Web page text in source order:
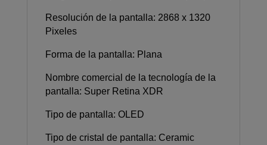
Resolución de la pantalla: 2868 x 1320
Pixeles
Forma de la pantalla: Plana
Nombre comercial de la tecnología de la
pantalla: Super Retina XDR
Tipo de pantalla: OLED
Tipo de cristal de pantalla: Ceramic